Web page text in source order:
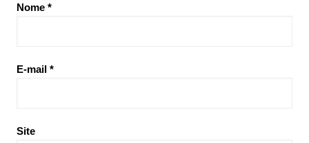
Nome *
E-mail *
Site